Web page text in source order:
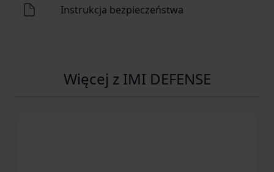
Instrukcja bezpieczeństwa
Więcej z IMI DEFENSE